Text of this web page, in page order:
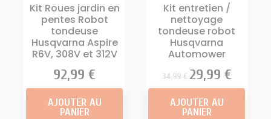
Kit Roues jardin en
pentes Robot
tondeuse
Husqvarna Aspire
R6V, 308V et 312V
Prix
92,99 €
AJOUTER AU
PANIER
Kit entretien /
nettoyage
tondeuse robot
Husqvarna
Automower
Prix
34,99 € Prix
29,99 €
AJOUTER AU
PANIER